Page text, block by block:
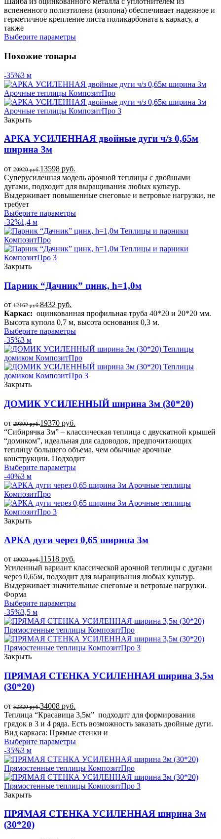
вспененного полиэтилена (изолона) обеспечивает надежное и
герметичное крепление листа поликарбоната к каркасу, а
также
Выберите параметры
Похожие товары
-35%3 м
Закрыть
АРКА УСИЛЕННАЯ двойные дуги ч/з 0,65м
ширина 3м
от 20920руб.13598 руб.
Суперусиленная модель арочной теплицы с двойными
дугами, подходит для выращивания любых культур.
Выдерживает повышенные снеговые и ветровые нагрузки, не
требует
Выберите параметры
-32%1,4 м
Закрыть
Парник “Дачник” цинк, h=1,0м
от 12162руб.8432 руб.
Каркас: оцинкованная профильная труба 40*20 и 20*20 мм.
Высота купола 0,7 м, высота основания 0,3 м.
Выберите параметры
-35%3 м
Закрыть
ДОМИК УСИЛЕННЫЙ ширина 3м (30*20)
от 29800руб.19370 руб.
“Cибирячка 3м” – классическая теплица с двускатной крышей
“домиком”, идеальная для садоводов, предпочитающих
теплицу большего объема, чем обычные арочные
конструкции. Подходит
Выберите параметры
-40%3 м
Закрыть
АРКА дуги через 0,65 ширина 3м
от 19020руб.11518 руб.
Усиленный вариант классической арочной теплицы с дугами
через 0,65м, подходит для выращивания любых культур.
Выдерживает значительные снеговые и ветровые нагрузки.
Форма
Выберите параметры
-35%3,5 м
Закрыть
ПРЯМАЯ СТЕНКА УСИЛЕННАЯ ширина 3,5м
(30*20)
от 52320руб.34008 руб.
Теплица “Красавица 3,5м” подходит для формирования
грядок в 3 и 4 ряда. Есть возможность заказать двойные дуги.
Вид каркаса: Прямые стенки и
Выберите параметры
-35%3 м
Закрыть
ПРЯМАЯ СТЕНКА УСИЛЕННАЯ ширина 3м
(30*20)